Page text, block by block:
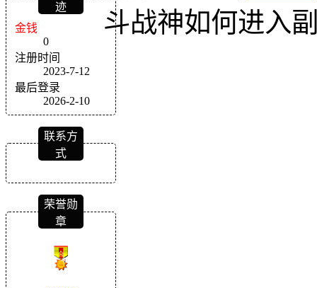
迹
金钱
0
注册时间
2023-7-12
最后登录
2026-2-10
联系方
式
荣誉勋
章
斗战神如何进入